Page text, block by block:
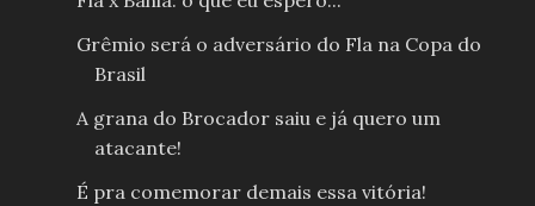
Grêmio será o adversário do Fla na Copa do
Brasil
A grana do Brocador saiu e já quero um
atacante!
É pra comemorar demais essa vitória!